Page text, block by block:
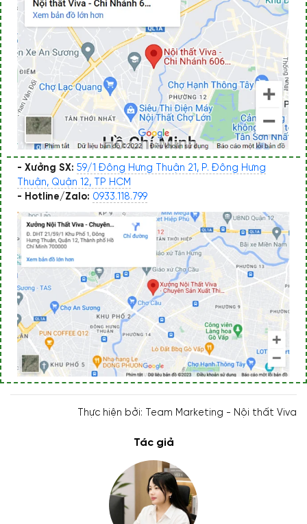
- Xưởng SX: 59/1 Đông Hưng Thuận 21, P. Đông Hưng
Thuận, Quận 12, TP HCM
- Hotline/Zalo: 0933.118.799
Thực hiện bởi: Team Marketing - Nội thất Viva
Tác giả